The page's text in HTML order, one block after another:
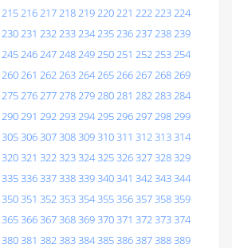
215216217218219220221 222223224
230231 232233234235236237238239
245246247248249250251 252253254
260261 262263264265266267268269
275276277278279280281 282283284
290291 292293294295296297298299
305306307308309310311 312313314
320321 322323324325326327328329
335336337338339340341 342343344
350351 352353354355356357358359
365366367368369370371 372373374
380381 382383384385386387388389